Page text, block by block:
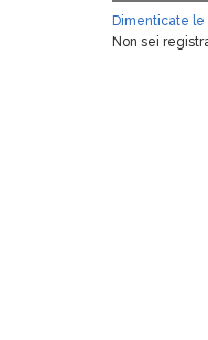
Dimenticate
Non sei